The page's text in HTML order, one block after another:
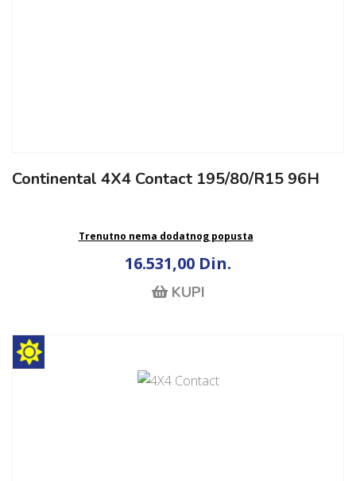
Continental 4X4 Contact 195/80/R15 96H
Trenutno nema dodatnog popusta
16.531,00 Din.
KUPI